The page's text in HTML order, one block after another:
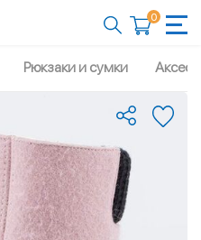
0
Рюкзаки и сумки